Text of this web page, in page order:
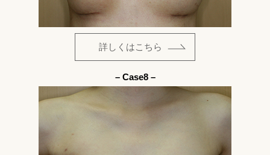
詳しくはこちら
– Case8 –